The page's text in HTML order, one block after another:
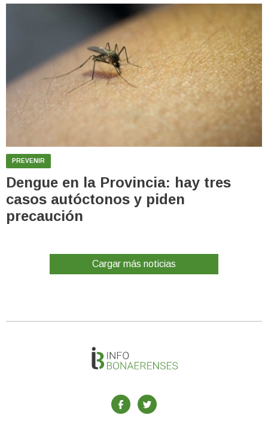
PREVENIR
Dengue en la Provincia: hay tres
casos autóctonos y piden
precaución
Cargar más noticias